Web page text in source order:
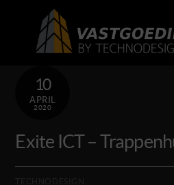
content
10
APRIL
2020
Exite ICT –